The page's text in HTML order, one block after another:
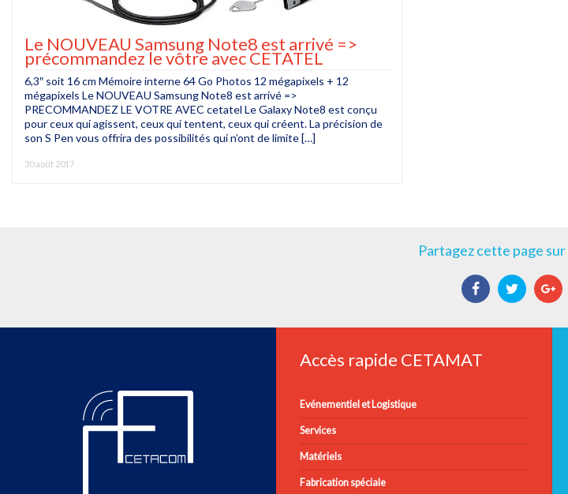
Le NOUVEAU Samsung Note8 est arrivé =>
précommandez le vôtre avec CETATEL
6,3″ soit 16 cm Mémoire interne 64 Go Photos 12 mégapixels + 12
mégapixels Le NOUVEAU Samsung Note8 est arrivé =>
PRECOMMANDEZ LE VOTRE AVEC cetatel Le Galaxy Note8 est conçu
pour ceux qui agissent, ceux qui tentent, ceux qui créent. La précision de
son S Pen vous offrira des possibilités qui n’ont de limite […]
30 août 2017
Partagez cette page
FacebookTwitter
Accès rapide CETAMAT
Evénementiel et Logistique
Services
Matériels
Fabrication spéciale